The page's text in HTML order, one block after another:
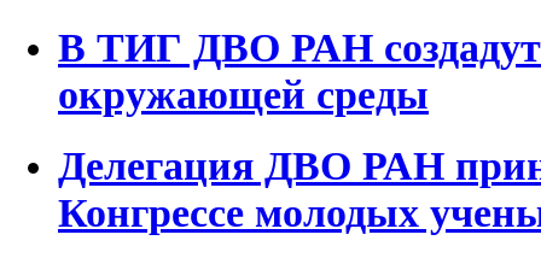
В ТИГ ДВО РАН создадут
окружающей среды
Делегация ДВО РАН
Конгрессе молодых